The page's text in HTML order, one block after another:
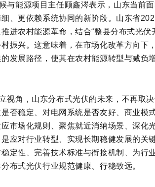
与能源项目主任顾鑫涔表示，山东当前
、更依赖系统协同的新阶段。山东省
进农村能源革命，结合“整县分布式光伏
振兴。这意味着，在市场化改革方向下
发展路径，使其在农村能源转型与减负
视角，山东分布式光伏的未来，不再取
否稳定、对电网系统是否友好、商业模
市场化规则、聚焦就近消纳场景、深化
应对行业转型、实现长期稳健发展的关
定性、完善技术标准与衔接机制、为行
布式光伏行业规范健康、行稳致远。